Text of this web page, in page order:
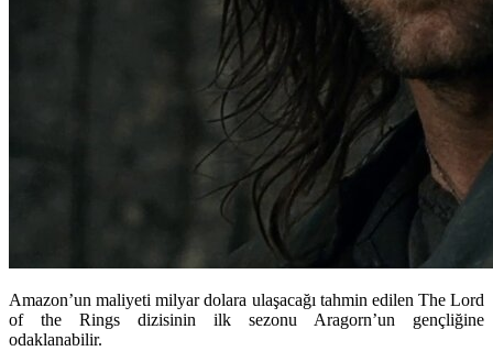
Amazon’un maliyeti milyar dolara ulaşacağı tahmin edilen The Lord
of the Rings dizisinin ilk sezonu Aragorn’un gençliğine
odaklanabilir.